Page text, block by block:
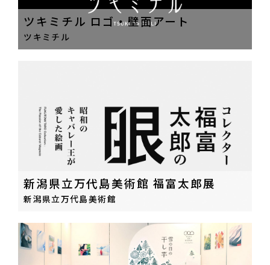
ツキミチル ロゴ・壁面アート
ツキミチル
新潟県立万代島美術館 福富太郎展
新潟県立万代島美術館